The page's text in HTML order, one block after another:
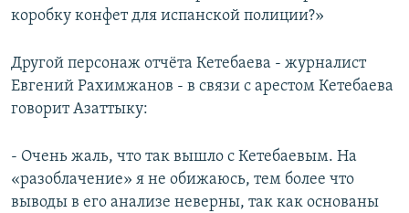
коробку конфет для испанской полиции?»
Другой персонаж отчёта Кетебаева - журналист
Евгений Рахимжанов - в связи с арестом Кетебаева
говорит Азаттыку:
- Очень жаль, что так вышло с Кетебаевым. На
«разоблачение» я не обижаюсь, тем более что
выводы в его анализе неверны, так как основаны